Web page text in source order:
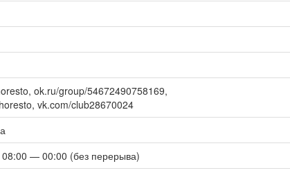
, ok.ru/group/54672490758169,
, vk.com/club28670024
— 00:00 (без перерыва)